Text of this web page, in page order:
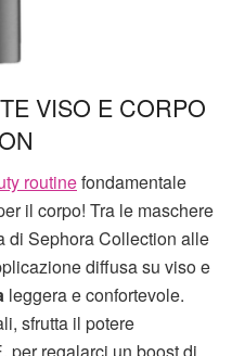
VISO E CORPO
routinefondamentale
il corpo! Tra le maschere
di Sephora Collection alle
diffusa su viso e
leggera e confortevole.
sfrutta il potere